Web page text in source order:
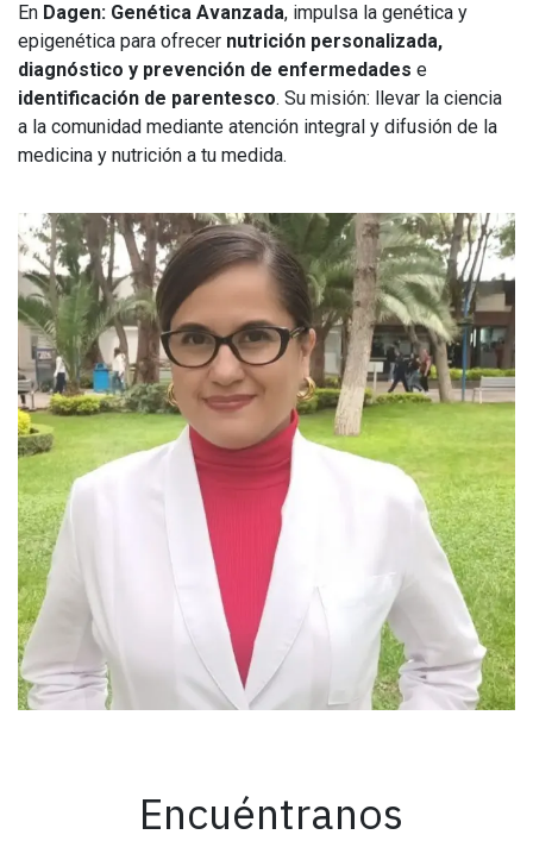
En Dagen: Genética Avanzada, impulsa la genética y
epigenética para ofrecer nutrición personalizada,
diagnóstico y prevención de enfermedades e
identificación de parentesco. Su misión: llevar la ciencia
a la comunidad mediante atención integral y difusión de la
medicina y nutrición a tu medida.
Encuéntranos